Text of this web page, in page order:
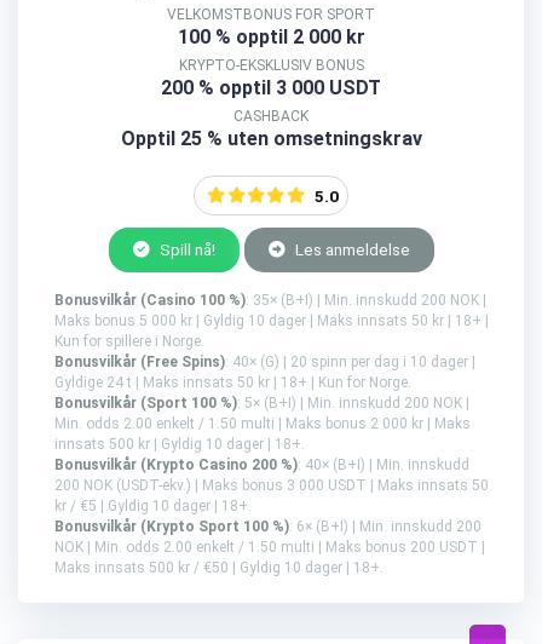
VELKOMSTBONUS FOR SPORT
100 % opptil 2 000 kr
KRYPTO-EKSKLUSIV BONUS
200 % opptil 3 000 USDT
CASHBACK
Opptil 25 % uten omsetningskrav
5.0
Spill nå! Les anmeldelse
Bonusvilkår (Casino 100 %): 35× (B+I) | Min. innskudd 200 NOK |
Maks bonus 5 000 kr | Gyldig 10 dager | Maks innsats 50 kr | 18+ |
Kun for spillere i Norge.
Bonusvilkår (Free Spins): 40× (G) | 20 spinn per dag i 10 dager |
Gyldige 24 t | Maks innsats 50 kr | 18+ | Kun for Norge.
Bonusvilkår (Sport 100 %): 5× (B+I) | Min. innskudd 200 NOK |
Min. odds 2.00 enkelt / 1.50 multi | Maks bonus 2 000 kr | Maks
innsats 500 kr | Gyldig 10 dager | 18+.
Bonusvilkår (Krypto Casino 200 %): 40× (B+I) | Min. innskudd
200 NOK (USDT-ekv.) | Maks bonus 3 000 USDT | Maks innsats 50
kr / €5 | Gyldig 10 dager | 18+.
Bonusvilkår (Krypto Sport 100 %): 6× (B+I) | Min. innskudd 200
NOK | Min. odds 2.00 enkelt / 1.50 multi | Maks bonus 200 USDT |
Maks innsats 500 kr / €50 | Gyldig 10 dager | 18+.